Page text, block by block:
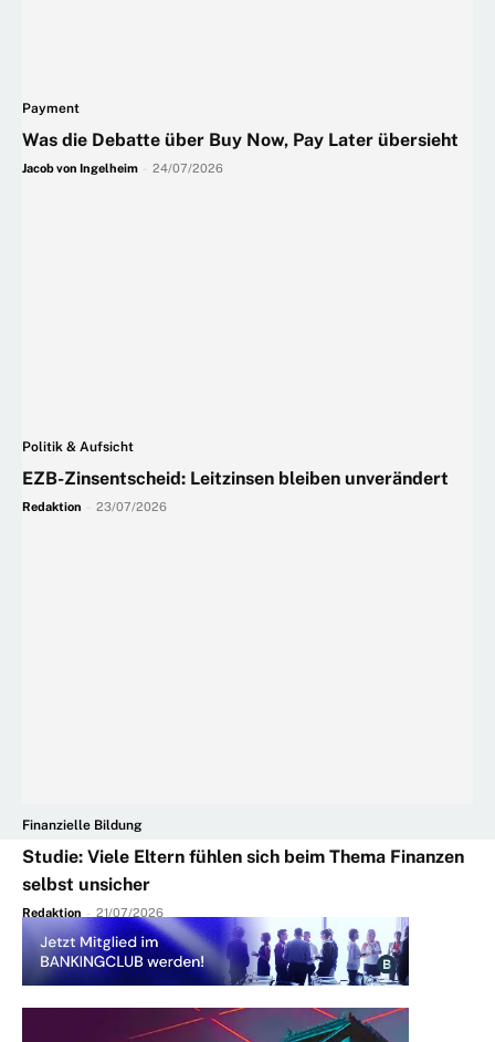
Payment
Was die Debatte über Buy Now, Pay Later übersieht
Jacob von Ingelheim 24/07/2026
Politik & Aufsicht
EZB-Zinsentscheid: Leitzinsen bleiben unverändert
Redaktion 23/07/2026
Finanzielle Bildung
Studie: Viele Eltern fühlen sich beim Thema Finanzen
selbst unsicher
Redaktion - 21/07/2026